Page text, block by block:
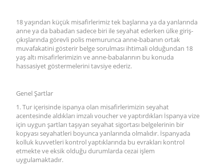
18 yaşından küçük misafirlerimiz tek başlarına ya da yanlarında
anne ya da babadan sadece biri ile seyahat ederken ülke giriş-
çıkışlarında görevli polis memurunca anne-babanın ortak
muvafakatini gösterir belge sorulması ihtimali olduğundan 18
yaş altı misafirlerimizin ve anne-babalarının bu konuda
hassasiyet göstermelerini tavsiye ederiz.
Genel Şartlar
1. Tur içerisinde ispanya olan misafirlerimizin seyahat
acentesinde aldıkları imzalı voucher ve yaptırdıkları İspanya vize
için uygun şartları taşıyan seyahat sigortası belgelerinin bir
kopyası seyahatleri boyunca yanlarında olmalıdır. İspanyada
kolluk kuvvetleri kontrol yaptıklarında bu evrakları kontrol
etmekte ve eksik olduğu durumlarda cezai işlem
uygulamaktadır.